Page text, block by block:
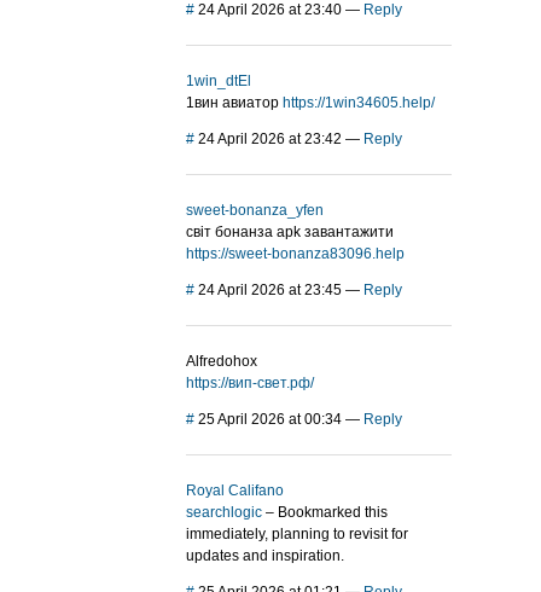
# 24 April 2026 at 23:40 — Reply
1win_dtEl
1вин авиатор https://1win34605.help/
# 24 April 2026 at 23:42 — Reply
sweet-bonanza_yfen
світ бонанза apk завантажити
https://sweet-bonanza83096.help
# 24 April 2026 at 23:45 — Reply
Alfredohox
https://вип-свет.рф/
# 25 April 2026 at 00:34 — Reply
Royal Califano
searchlogic – Bookmarked this
immediately, planning to revisit for
updates and inspiration.